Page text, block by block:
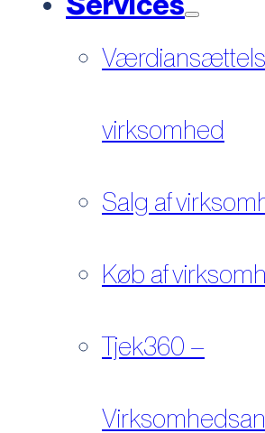
virksomhed
Salg af
Køb af
Tjek360 –